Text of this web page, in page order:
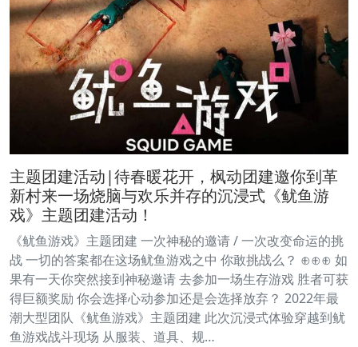
主题团建活动|待春暖花开，枫动团建邀你到革
新村来一场烧脑与欢乐并存的沉浸式《鱿鱼游
戏》主题团建活动！
《鱿鱼游戏》主题团建 一次神秘的邀请 / 一次改变命运的挑
战 一切的答案都在这场鱿鱼游戏之中 你敢挑战么？ ⊕⊕⊕ 如
果有一天你突然接到神秘邀请 去参加一场生存游戏 胜者可获
得巨额奖励 你会选择心动参加还是会选择放弃？ 2022年最
潮大型团队《鱿鱼游戏》主题团建 此次沉浸式体验穿越到鱿
鱼游戏战斗现场 从服装、道具、规…